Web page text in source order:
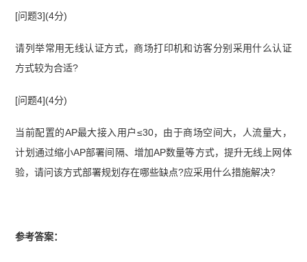
[问题3](4分)
请列举常用无线认证方式，商场打印机和访客分别采用什么认证
方式较为合适?
[问题4](4分)
当前配置的AP最大接入用户≤30，由于商场空间大，人流量大，
计划通过缩小AP部署间隔、增加AP数量等方式，提升无线上网体
验，请问该方式部署规划存在哪些缺点?应采用什么措施解决?
参考答案：